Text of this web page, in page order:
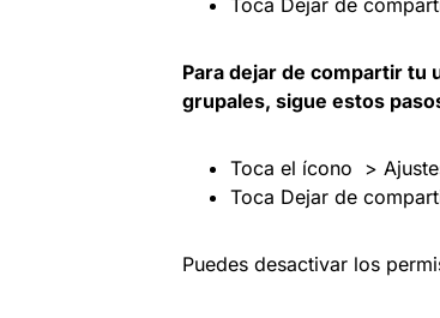
Toca Dejar de
Para dejar de compartir tu
grupales, sigue estos
Toca el ícono >
Toca Dejar de
Puedes desactivar los